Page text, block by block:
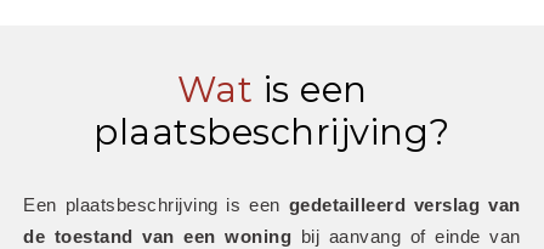
Wat is een
plaatsbeschrijving?
Een plaatsbeschrijving is een gedetailleerd verslag van
de toestand van een woning bij aanvang of einde van